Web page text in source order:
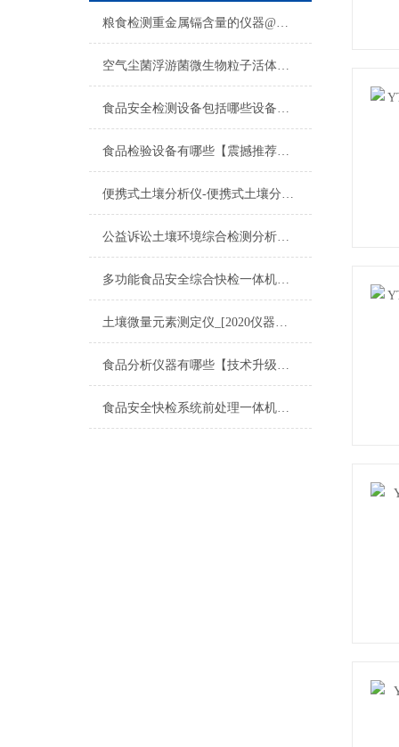
粮食检测重金属镉含量的仪器@可现场检测@云唐粮食检测重金属镉含量的仪器
空气尘菌浮游菌微生物粒子活体采集器行业国产推荐空气浮游菌微生物采样器
食品安全检测设备包括哪些设备【可现场检测】_2022食品安全检测设备
食品检验设备有哪些【震撼推荐】云唐科技食品检验设备有哪些
便携式土壤分析仪-便携式土壤分析仪-便携式土壤分析仪-便携式土壤分析仪
公益诉讼土壤环境综合检测分析仪器
多功能食品安全综合快检一体机选云唐科技精选多功能食品安全综合快检一体机
土壤微量元素测定仪_[2020仪器介绍]土壤微量元素测定仪
食品分析仪器有哪些【技术升级】@2021新款食品分析仪器有哪些
食品安全快检系统前处理一体机@云唐新品推荐